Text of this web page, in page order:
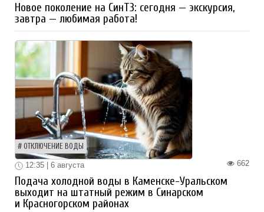
Новое поколение на СинТЗ: сегодня — экскурсия,
завтра — любимая работа!
ОТКЛЮЧЕНИЕ ВОДЫ
662
12:35 | 6 августа
Подача холодной воды в Каменске-Уральском
выходит на штатный режим в Синарском
и Красногорском районах